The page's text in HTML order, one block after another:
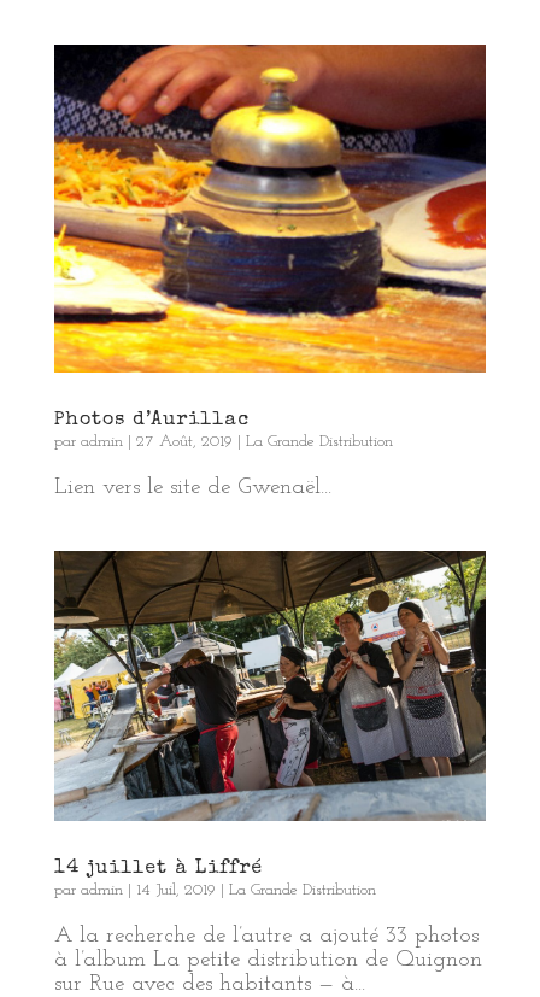
Photos d’Aurillac
par admin| 27 Août, 2019 La Grande Distribution
Lien vers le site de Gwenaël...
14 juillet à Liffré
par admin| 14 Juil, 2019 La Grande Distribution
A la recherche de l’autre a ajouté 33 photos
à l’album La petite distribution de Quignon
sur Rue avec des habitants — à...